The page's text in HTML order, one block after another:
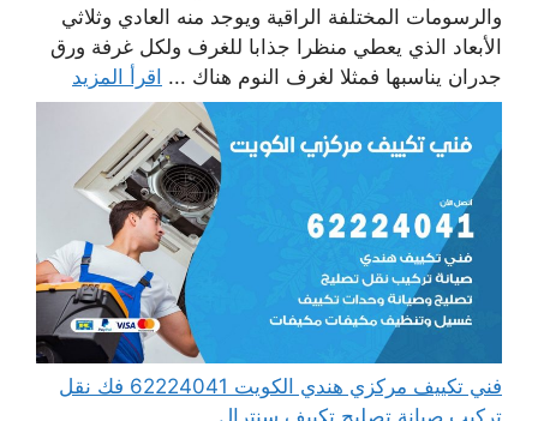
والرسومات المختلفة الراقية ويوجد منه العادي وثلاثي
الأبعاد الذي يعطي منظرا جذابا للغرف ولكل غرفة ورق
جدران يناسبها فمثلا لغرف النوم هناك ... اقرأ المزيد
فني تكييف مركزي هندي الكويت 62224041 فك نقل